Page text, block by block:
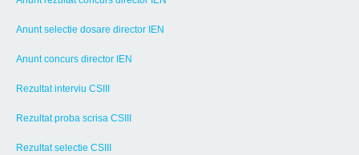
Anunt selectie dosare director IEN
Anunt concurs director IEN
Rezultat interviu CSIII
Rezultat proba scrisa CSIII
Rezultat selectie CSIII